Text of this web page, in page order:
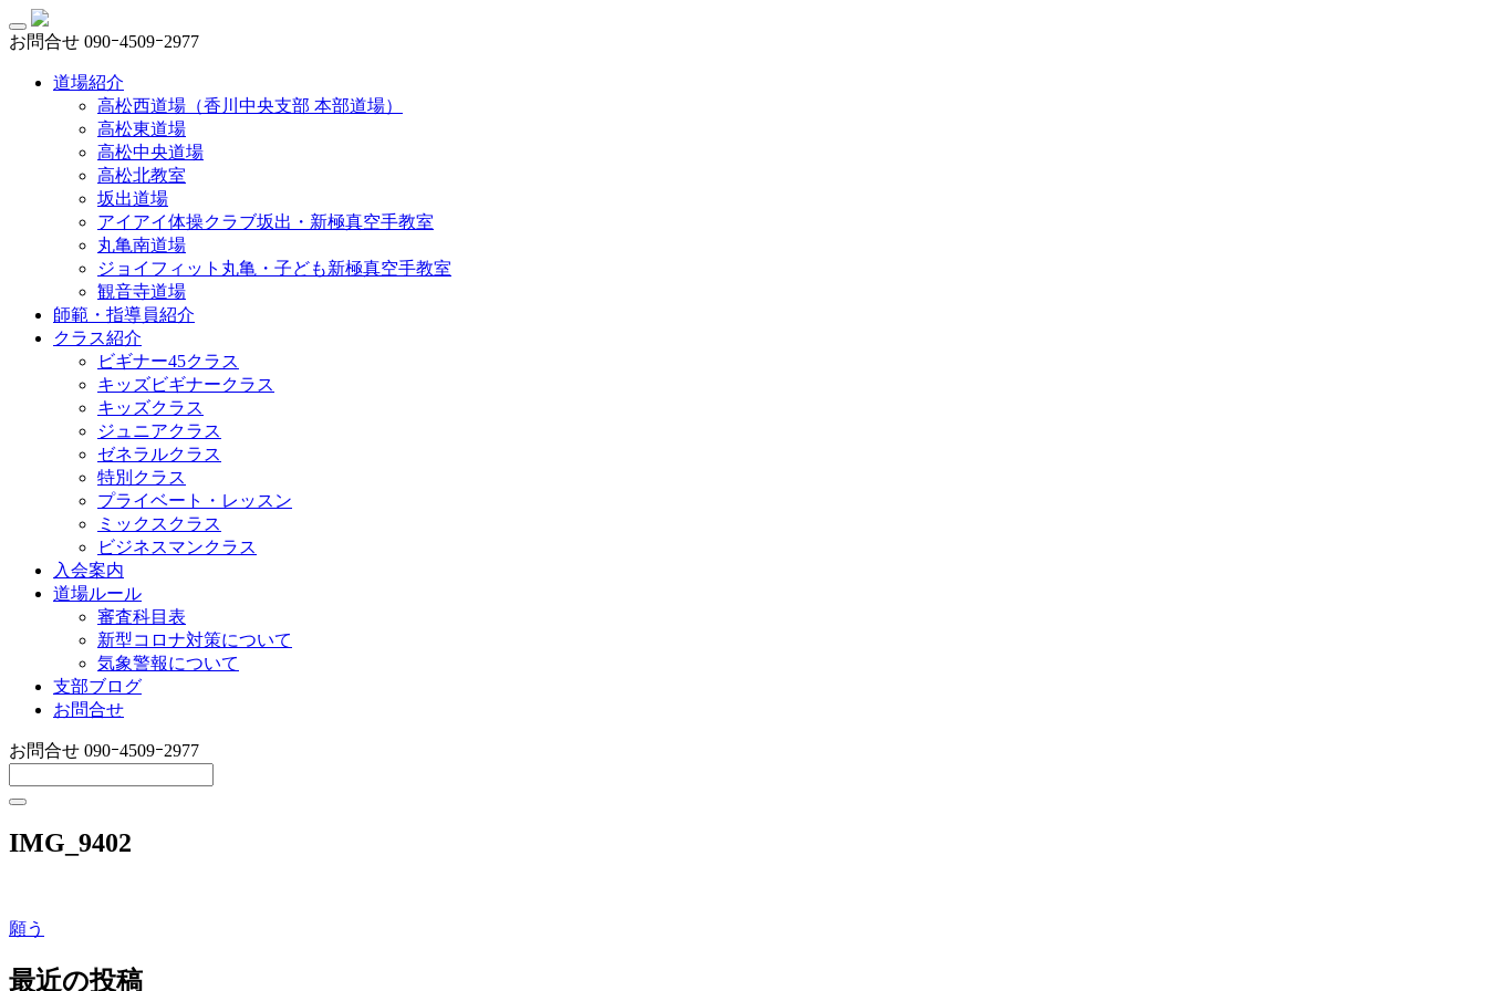
お問合せ 090ｰ4509ｰ2977
道場紹介
高松西道場（香川中央支部 本部道場）
高松東道場
高松中央道場
高松北教室
坂出道場
アイアイ体操クラブ坂出・新極真空手教室
丸亀南道場
ジョイフィット丸亀・子ども新極真空手教室
観音寺道場
師範・指導員紹介
クラス紹介
ビギナー45クラス
キッズビギナークラス
キッズクラス
ジュニアクラス
ゼネラルクラス
特別クラス
プライベート・レッスン
ミックスクラス
ビジネスマンクラス
入会案内
道場ルール
審査科目表
新型コロナ対策について
気象警報について
支部ブログ
お問合せ
お問合せ 090ｰ4509ｰ2977
IMG_9402
投
稿
願う
最近の投稿